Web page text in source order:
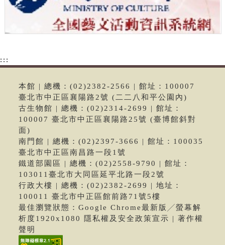
:::
本館 | 總機：(02)2382-2566 | 館址：100007
臺北市中正區襄陽路2號 (二二八和平公園內)
古生物館 | 總機：(02)2314-2699 | 館址：
100007 臺北市中正區襄陽路25號 (臺博館斜對
面)
南門館 | 總機：(02)2397-3666 | 館址：100035
臺北市中正區南昌路一段1號
鐵道部園區 | 總機：(02)2558-9790 | 館址：
103011臺北市大同區延平北路一段2號
行政大樓 | 總機：(02)2382-2699 | 地址：
100011 臺北市中正區館前路71號5樓
最佳瀏覽狀態：Google Chrome最新版╱螢幕解
析度1920x1080 隱私權及安全政策宣示 | 著作權
聲明